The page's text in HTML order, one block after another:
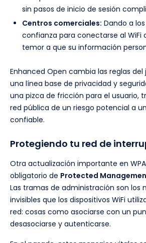
sin pasos de inicio de sesión
Centros comerciales: Dando a
confianza para conectarse al WiFi
temor a que su información
Enhanced Open cambia las reglas del
una línea base de privacidad y
una pizca de fricción para el usuario,
red pública de un riesgo potencial a
confiable.
Protegiendo tu red de
Otra actualización importante en
obligatorio de Protected
Las tramas de administración son los
invisibles que los dispositivos WiFi
red: cosas como asociarse con un
desasociarse y autenticarse.